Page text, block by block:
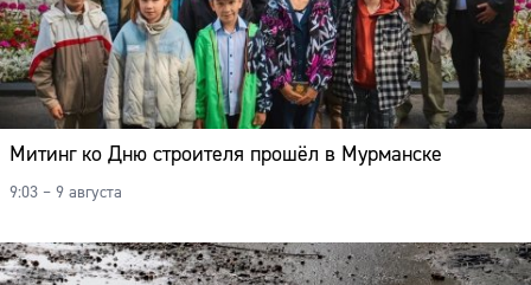
Митинг ко Дню строителя прошёл в Мурманске
9:03 – 9 августа
Адрес:
Телефон: